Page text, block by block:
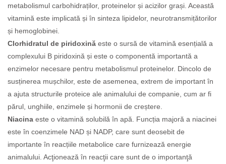
metabolismul carbohidraților, proteinelor și acizilor grași. Această
vitamină este implicată și în sinteza lipidelor, neurotransmițătorilor
și hemoglobinei.
Clorhidratul de piridoxină este o sursă de vitamină esențială a
complexului B piridoxină și este o componentă importantă a
enzimelor necesare pentru metabolismul proteinelor. Dincolo de
susținerea mușchilor, este de asemenea, extrem de important în
a ajuta structurile proteice ale animalului de companie, cum ar fi
părul, unghiile, enzimele și hormonii de creștere.
Niacina este o vitamină solubilă în apă. Funcția majoră a niacinei
este în coenzimele NAD și NADP, care sunt deosebit de
importante în reacțiile metabolice care furnizează energie
animalului. Acţionează în reacţii care sunt de o importanţă